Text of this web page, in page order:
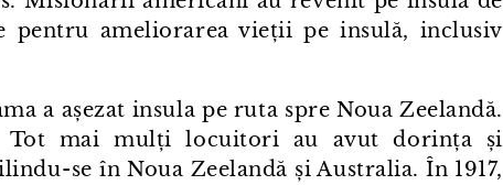
pentru ameliorarea vieții pe insulă, inclusiv
a așezat insula pe ruta spre Noua Zeelandă.
Tot mai mulți locuitori au avut dorința și
⁠se în Noua Zeelandă și Australia. În 1917,